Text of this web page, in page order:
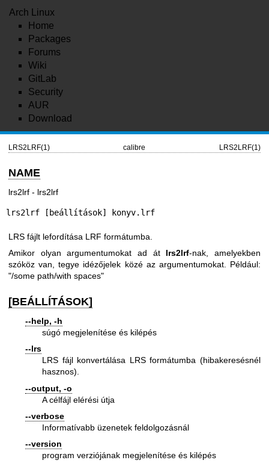
Arch Linux
Home
Packages
Forums
Wiki
GitLab
Security
AUR
Download
LRS2LRF(1) calibre LRS2LRF(1)
NAME
lrs2lrf - lrs2lrf
lrs2lrf [beállítások] konyv.lrf
LRS fájlt lefordítása LRF formátumba.
Amikor olyan argumentumokat ad át lrs2lrf-nak, amelyekben
szóköz van, tegye idézőjelek közé az argumentumokat. Például:
"/some path/with spaces"
[BEÁLLÍTÁSOK]
--help, -h
súgó megjelenítése és kilépés
--lrs
LRS fájl konvertálása LRS formátumba (hibakeresésnél
hasznos).
--output, -o
A célfájl elérési útja
--verbose
Informatívabb üzenetek feldolgozásnál
--version
program verziójának megjelenítése és kilépés